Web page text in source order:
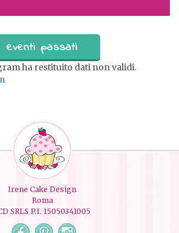
eventi passati
ha restituito dati non validi.
Irene Cake Design
Roma
SRLS P.I. 15050341005